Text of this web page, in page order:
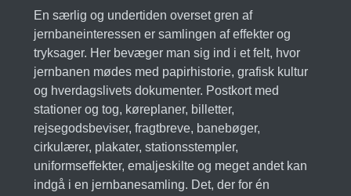
En særlig og undertiden overset gren af
jernbaneinteressen er samlingen af effekter og
tryksager. Her bevæger man sig ind i et felt, hvor
jernbanen mødes med papirhistorie, grafisk kultur
og hverdagslivets dokumenter. Postkort med
stationer og tog, køreplaner, billetter,
rejsegodsbeviser, fragtbreve, banebøger,
cirkulærer, plakater, stationsstempler,
uniformseffekter, emaljeskilte og meget andet kan
indgå i en jernbanesamling. Det, der for én